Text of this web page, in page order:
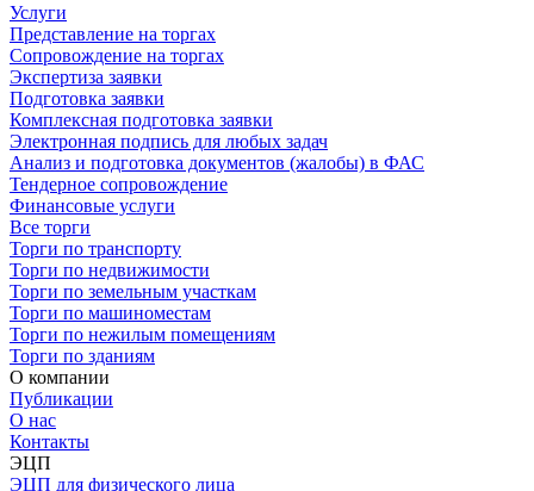
Услуги
Представление на торгах
Сопровождение на торгах
Экспертиза заявки
Подготовка заявки
Комплексная подготовка заявки
Электронная подпись для любых задач
Анализ и подготовка документов (жалобы) в ФАС
Тендерное сопровождение
Финансовые услуги
Все торги
Торги по транспорту
Торги по недвижимости
Торги по земельным участкам
Торги по машиноместам
Торги по нежилым помещениям
Торги по зданиям
О компании
Публикации
О нас
Контакты
ЭЦП
ЭЦП для физического лица